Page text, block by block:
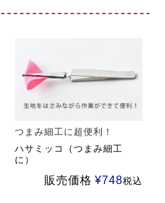
つまみ細工に超便利！
ハサミッコ（つまみ細工
に）
販売価格 ¥748税込